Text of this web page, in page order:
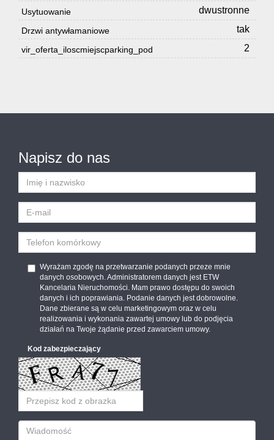
Usytuowanie dwustronne
Drzwi antywłamaniowe tak
vir_oferta_iloscmiejscparking_pod 2
Napisz do nas
Wyrażam zgodę na przetwarzanie podanych przeze mnie
danych osobowych. Administratorem danych jest ETW
Kancelaria Nieruchomości. Mam prawo dostępu do swoich
danych i ich poprawiania. Podanie danych jest dobrowolne.
Dane zbierane są w celu marketingowym oraz w celu
realizowania i wykonania zawartej umowy lub do podjęcia
działań na Twoje żądanie przed zawarciem umowy.
Kod zabezpieczający